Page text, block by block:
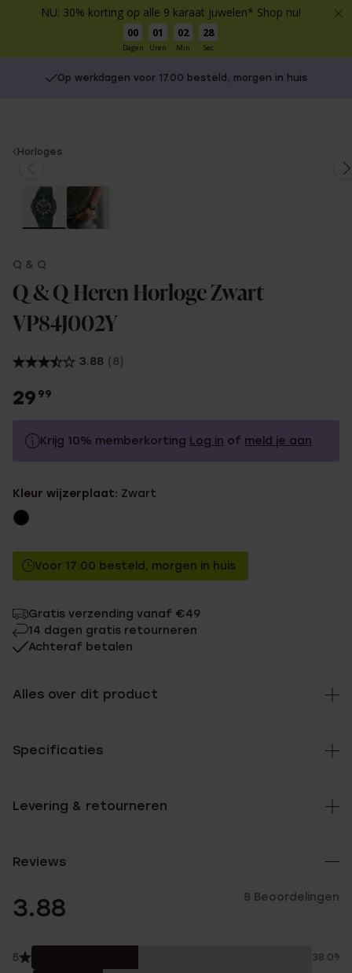
NU: 30% korting op alle 9 karaat juwelen* Shop nu!
00
Dagen
01
Uren
02
Min
28
Sec
Op werkdagen voor 17.00 besteld, morgen in huis
You
here:
Horloges
Q & Q
Q & Q Heren Horloge Zwart
VP84J002Y
3.88 (8)
29 99
Krijg 10% memberkorting Log in of meld je aan
Zonder memberkorting
Kleur wijzerplaat: Zwart
Voor 17:00 besteld, morgen in huis
Gratis verzending vanaf €49
14 dagen gratis retourneren
Achteraf betalen
Alles over dit product
Specificaties
Levering & retourneren
Reviews
3.88 8 Beoordelingen
5 38.0%